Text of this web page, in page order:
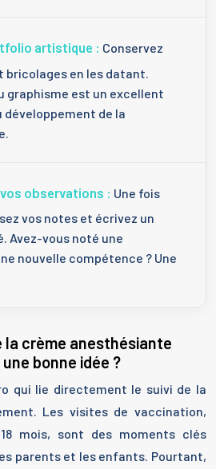
artistique : Conservez
bricolages en les datant.
graphisme est un excellent
développement de la
observations : Une fois
vos notes et écrivez un
Avez-vous noté une
nouvelle compétence ? Une
la crème anesthésiante
bonne idée ?
qui lie directement le suivi de la
Les visites de vaccination,
mois, sont des moments clés
parents et les enfants. Pourtant,